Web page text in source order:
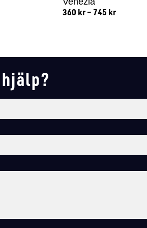
360 kr –745 kr